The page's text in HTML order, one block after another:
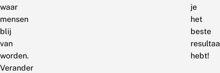
waar
mensen
blij
van
worden.
Verander
je
het
beste
hebt!